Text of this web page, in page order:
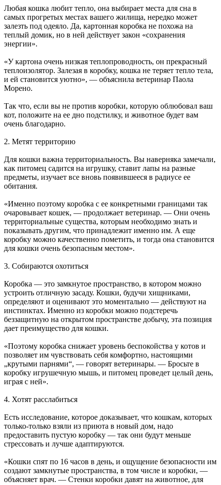
Любая кошка любит тепло, она выбирает места для сна в
самых прогретых местах вашего жилища, нередко может
залезть под одеяло. Да, картонная коробка не похожа на
теплый домик, но в ней действует закон «сохранения
энергии».
«У картона очень низкая теплопроводность, он прекрасный
теплоизолятор. Залезая в коробку, кошка не теряет тепло тела,
и ей становится уютно», — объяснила ветеринар Паола
Морено.
Так что, если вы не против коробки, которую облюбовал ваш
кот, положите на ее дно подстилку, и животное будет вам
очень благодарно.
2. Метят территорию
Для кошки важна территориальность. Вы наверняка замечали,
как питомец садится на игрушку, ставит лапы на разные
предметы, изучает все вновь появившееся в радиусе ее
обитания.
«Именно поэтому коробка с ее конкретными границами так
очаровывает кошек, — продолжает ветеринар. — Они очень
территориальные существа, которым необходимо знать и
показывать другим, что принадлежит именно им. А еще
коробку можно качественно пометить, и тогда она становится
для кошки очень безопасным местом».
3. Собираются охотиться
Коробка — это замкнутое пространство, в котором можно
устроить отличную засаду. Кошки, будучи хищниками,
определяют и оценивают это моментально — действуют на
инстинктах. Именно из коробки можно подстеречь
беззащитную на открытом пространстве добычу, эта позиция
дает преимущество для кошки.
«Поэтому коробка снижает уровень беспокойства у котов и
позволяет им чувствовать себя комфортно, настоящими
„крутыми парнями“, — говорят ветеринары. — Бросьте в
коробку игрушечную мышь, и питомец проведет целый день,
играя с ней».
4. Хотят расслабиться
Есть исследование, которое доказывает, что кошкам, которых
только-только взяли из приюта в новый дом, надо
предоставить пустую коробку — так они будут меньше
стрессовать и лучше адаптируются.
«Кошки спят по 16 часов в день, и ощущение безопасности им
создают замкнутые пространства, в том числе и коробки, —
объясняет врач. — Стенки коробки давят на животное, для